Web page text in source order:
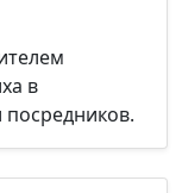
в
посредников.